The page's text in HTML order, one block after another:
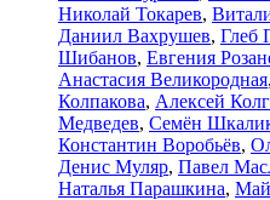
Николай Токарев,
Даниил Вахрушев, Глеб
Шибанов, Евгения
Анастасия Великородная,
Колпакова, Алексей
Медведев, Семён
Константин Воробьёв,
Денис Муляр, Павел
Наталья Парашкина,